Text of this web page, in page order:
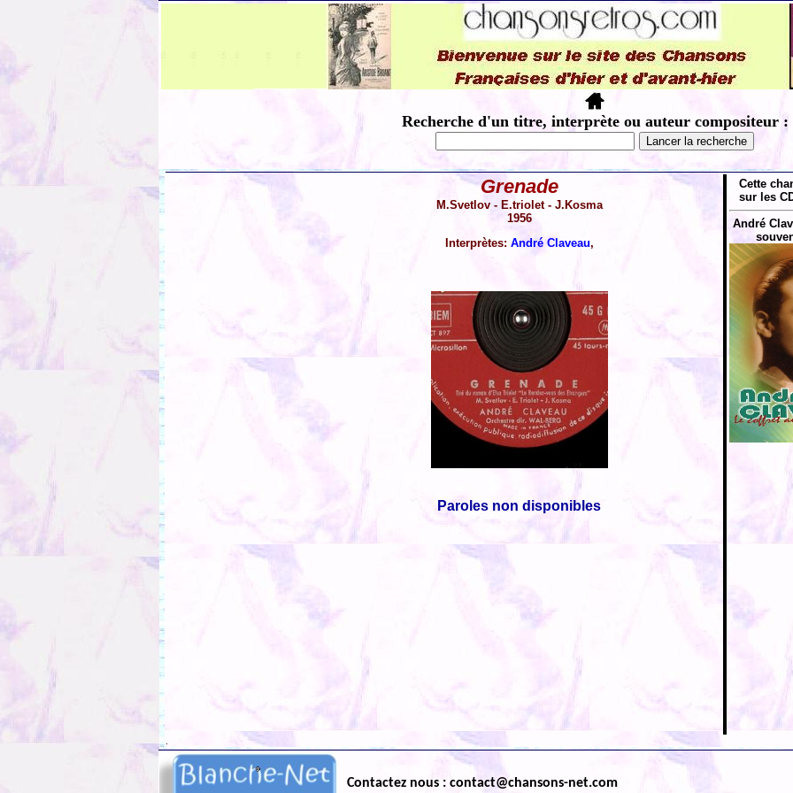
Recherche d'un titre, interprète ou auteur compositeur :
Grenade
M.Svetlov - E.triolet - J.Kosma
1956
Interprètes: André Claveau,
Paroles non disponibles
Cette
sur les
André
Contactez nous : contact@chansons-net.com